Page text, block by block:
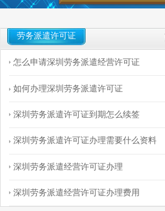
劳务派遣许可证
怎么申请深圳劳务派遣经营许可证
如何办理深圳劳务派遣许可证
深圳劳务派遣许可证到期怎么续签
深圳劳务派遣许可证办理需要什么资料
深圳劳务派遣经营许可证办理
深圳劳务派遣经营许可证办理费用